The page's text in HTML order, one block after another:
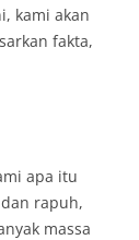
kami akan
fakta,
apa itu
rapuh,
massa